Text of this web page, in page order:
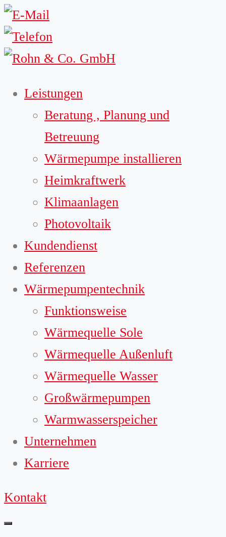
Leistungen
Beratung , Planung und
Betreuung
Wärmepumpe installieren
Heimkraftwerk
Klimaanlagen
Photovoltaik
Kundendienst
Referenzen
Wärmepumpentechnik
Funktionsweise
Wärmequelle Sole
Wärmequelle Außenluft
Wärmequelle Wasser
Großwärmepumpen
Warmwasserspeicher
Unternehmen
Karriere
Kontakt